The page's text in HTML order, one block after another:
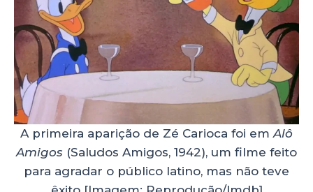
A primeira aparição de Zé Carioca foi em Alô
Amigos (Saludos Amigos, 1942), um filme feito
para agradar o público latino, mas não teve